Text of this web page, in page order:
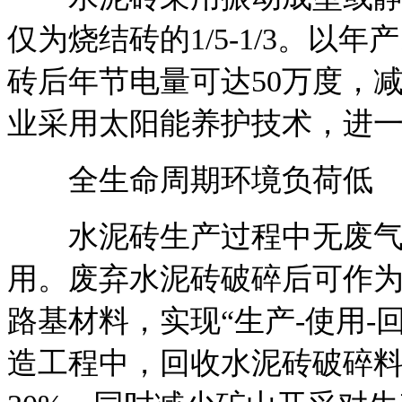
仅为烧结砖的1/5-1/3。以年
砖后年节电量可达50万度，
业采用太阳能养护技术，进
全生命周期环境负荷低
水泥砖生产过程中无废气
用。废弃水泥砖破碎后可作
路基材料，实现“生产-使用-
造工程中，回收水泥砖破碎